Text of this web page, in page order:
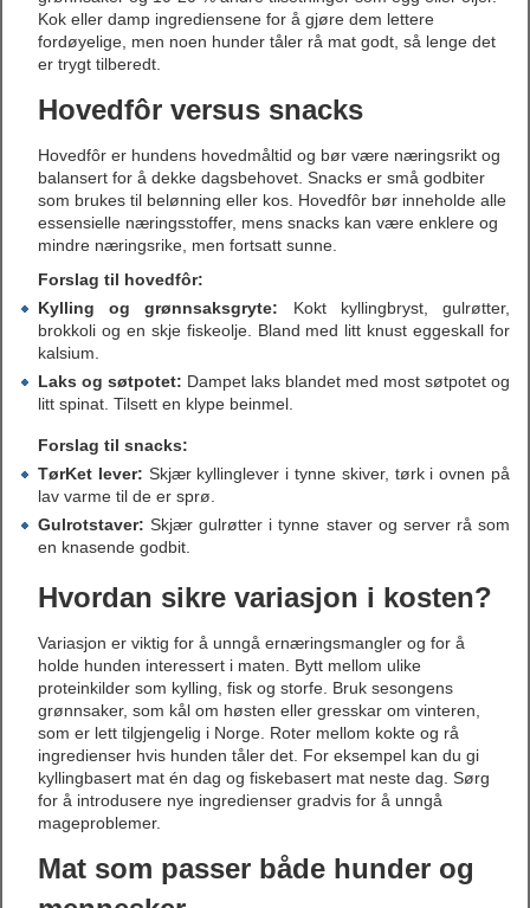
Kok eller damp ingrediensene for å gjøre dem lettere
fordøyelige, men noen hunder tåler rå mat godt, så lenge det
er trygt tilberedt.
Hovedfôr versus snacks
Hovedfôr er hundens hovedmåltid og bør være næringsrikt og
balansert for å dekke dagsbehovet. Snacks er små godbiter
som brukes til belønning eller kos. Hovedfôr bør inneholde alle
essensielle næringsstoffer, mens snacks kan være enklere og
mindre næringsrike, men fortsatt sunne.
Forslag til hovedfôr:
Kylling og grønnsaksgryte: Kokt kyllingbryst, gulrøtter,
brokkoli og en skje fiskeolje. Bland med litt knust eggeskall for
kalsium.
Laks og søtpotet: Dampet laks blandet med most søtpotet og
litt spinat. Tilsett en klype beinmel.
Forslag til snacks:
TørKet lever: Skjær kyllinglever i tynne skiver, tørk i ovnen på
lav varme til de er sprø.
Gulrotstaver: Skjær gulrøtter i tynne staver og server rå som
en knasende godbit.
Hvordan sikre variasjon i kosten?
Variasjon er viktig for å unngå ernæringsmangler og for å
holde hunden interessert i maten. Bytt mellom ulike
proteinkilder som kylling, fisk og storfe. Bruk sesongens
grønnsaker, som kål om høsten eller gresskar om vinteren,
som er lett tilgjengelig i Norge. Roter mellom kokte og rå
ingredienser hvis hunden tåler det. For eksempel kan du gi
kyllingbasert mat én dag og fiskebasert mat neste dag. Sørg
for å introdusere nye ingredienser gradvis for å unngå
mageproblemer.
Mat som passer både hunder og